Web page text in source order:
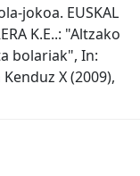
jokoa. EUSKAL
K.E..: "Altzako
bolariak", In:
X (2009),